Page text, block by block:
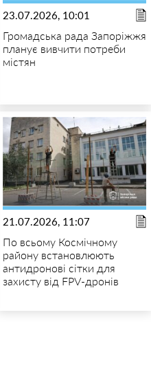
23.07.2026, 10:01
Громадська рада Запоріжжя
планує вивчити потреби
містян
21.07.2026, 11:07
По всьому Космічному
району встановлюють
антидронові сітки для
захисту від FPV-дронів